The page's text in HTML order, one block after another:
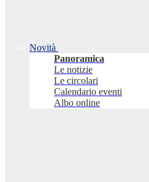
Novità
Panoramica
Le notizie
Le circolari
Calendario eventi
Albo online